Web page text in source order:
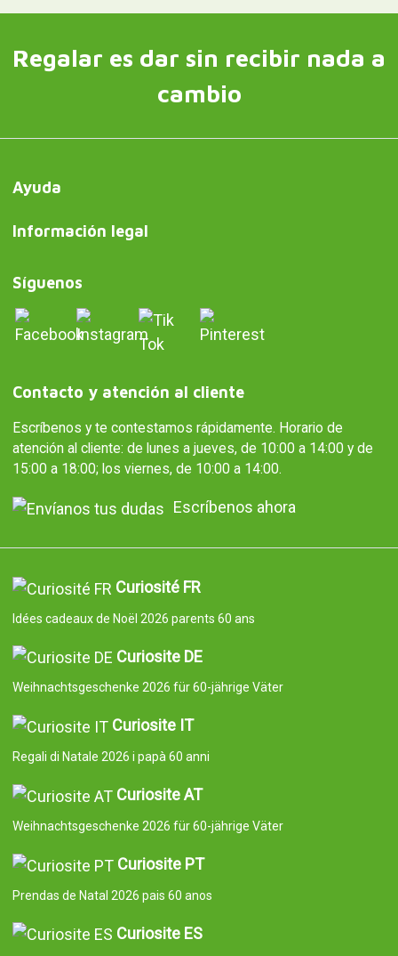
Regalar es dar sin recibir nada a
cambio
Ayuda
Información legal
Síguenos
Contacto y atención al cliente
Escríbenos y te contestamos rápidamente. Horario de
atención al cliente: de lunes a jueves, de 10:00 a 14:00 y de
15:00 a 18:00; los viernes, de 10:00 a 14:00.
Escríbenos ahora
Curiosité FR
Idées cadeaux de Noël 2026 parents 60 ans
Curiosite DE
Weihnachtsgeschenke 2026 für 60-jährige Väter
Curiosite IT
Regali di Natale 2026 i papà 60 anni
Curiosite AT
Weihnachtsgeschenke 2026 für 60-jährige Väter
Curiosite PT
Prendas de Natal 2026 pais 60 anos
Curiosite ES